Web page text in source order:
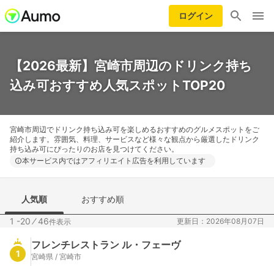
ログイン
【2026最新】宮崎市周辺のドリンク持ち
込み可おすすめ人気スポットTOP20
宮崎市周辺でドリンク持ち込み可を楽しめるおすすめのグルメスポットをご
紹介します。雰囲気、料理、サービスなど様々な観点から厳選したドリンク
持ち込み可にぴったりのお店を見つけてください。
本サービス内ではアフィリエイト広告を利用しています
人気順 おすすめ順
1 -20 ⁄46件表示 更新日：2026年08月07日
1
フレンチレストラン ル・フェーヴ
宮崎県 / 宮崎市